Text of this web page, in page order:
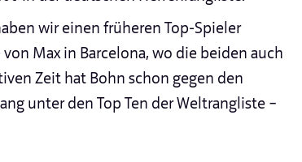
wir einen früheren Top-Spieler
Max in Barcelona, wo die beiden auch
Zeit hat Bohn schon gegen den
unter den Top Ten der Weltrangliste –